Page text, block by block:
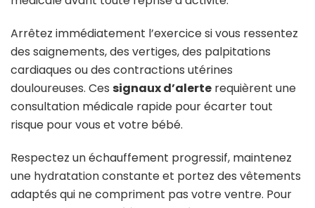
Arrêtez immédiatement l’exercice si vous ressentez
des saignements, des vertiges, des palpitations
cardiaques ou des contractions utérines
douloureuses. Ces signaux d’alerte requièrent une
consultation médicale rapide pour écarter tout
risque pour vous et votre bébé.
Respectez un échauffement progressif, maintenez
une hydratation constante et portez des vêtements
adaptés qui ne compriment pas votre ventre. Pour